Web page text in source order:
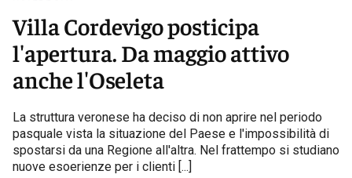
Villa Cordevigo posticipa
l'apertura. Da maggio attivo
anche l'Oseleta
La struttura veronese ha deciso di non aprire nel periodo
pasquale vista la situazione del Paese e l'impossibilità di
spostarsi da una Regione all'altra. Nel frattempo si studiano
nuove esoerienze per i clienti [...]